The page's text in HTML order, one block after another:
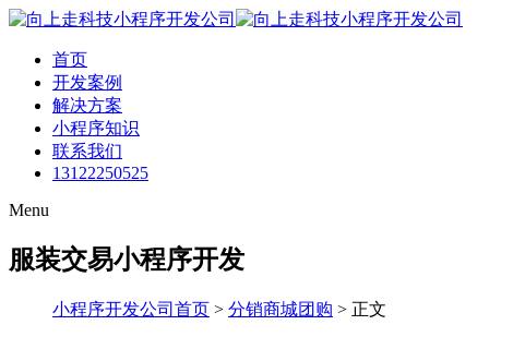
首页
开发案例
解决方案
小程序知识
联系我们
13122250525
Menu
服装交易小程序开发
小程序开发公司首页 > 分销商城团购 > 正文